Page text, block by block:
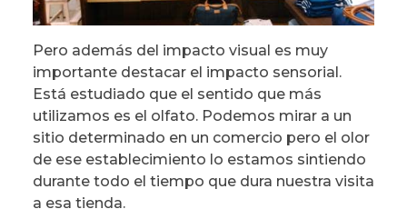
Pero además del impacto visual es muy
importante destacar el impacto sensorial.
Está estudiado que el sentido que más
utilizamos es el olfato. Podemos mirar a un
sitio determinado en un comercio pero el olor
de ese establecimiento lo estamos sintiendo
durante todo el tiempo que dura nuestra visita
a esa tienda.